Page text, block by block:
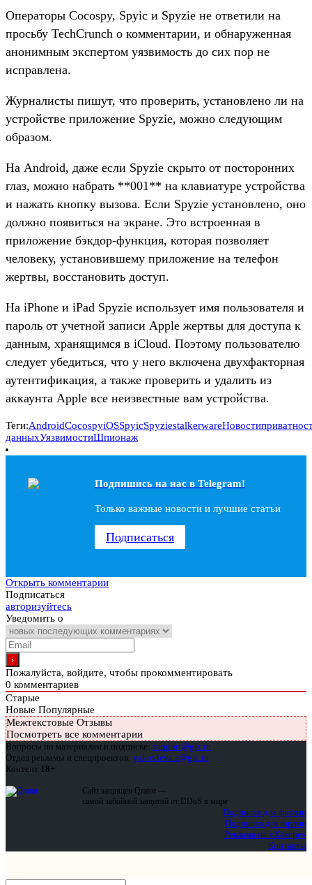
Операторы Cocospy, Spyic и Spyzie не ответили на
просьбу TechCrunch о комментарии, и обнаруженная
анонимным экспертом уязвимость до сих пор не
исправлена.
Журналисты пишут, что проверить, установлено ли на
устройстве приложение Spyzie, можно следующим
образом.
На Android, даже если Spyzie скрыто от посторонних
глаз, можно набрать **001** на клавиатуре устройства
и нажать кнопку вызова. Если Spyzie установлено, оно
должно появиться на экране. Это встроенная в
приложение бэкдор-функция, которая позволяет
человеку, установившему приложение на телефон
жертвы, восстановить доступ.
На iPhone и iPad Spyzie использует имя пользователя и
пароль от учетной записи Apple жертвы для доступа к
данным, хранящимся в iCloud. Поэтому пользователю
следует убедиться, что у него включена двухфакторная
аутентификация, а также проверить и удалить из
аккаунта Apple все неизвестные вам устройства.
Теги:AndroidCocospyiOSSpyicSpyziestalkerwareНовости
данныхУязвимостиШпионаж
Подпишись на наc в Telegram!
Только важные новости и лучшие статьи
Подписаться
Открыть комментарии
Подписаться
авторизуйтесь
Уведомить о
Пожалуйста, войдите, чтобы прокомментировать
0 комментариев
Старые
Новые Популярные
Межтекстовые Отзывы
Посмотреть все комментарии
Вопросы по материалам и подписке: support@glc.ru
Отдел рекламы и спецпроектов: yakovleva.a@glc.ru
Контент 18+
Сайт защищен Qrator —
самой забойной защитой от DDoS в мире
Подписка для физлиц
Подписка для юрлиц
Реклама на «Хакере»
Контакты